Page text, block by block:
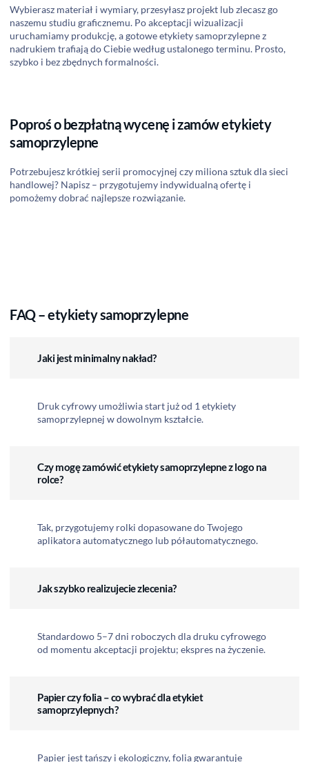
Wybierasz materiał i wymiary, przesyłasz projekt lub zlecasz go
naszemu studiu graficznemu. Po akceptacji wizualizacji
uruchamiamy produkcję, a gotowe etykiety samoprzylepne z
nadrukiem trafiają do Ciebie według ustalonego terminu. Prosto,
szybko i bez zbędnych formalności.
Poproś o bezpłatną wycenę i zamów etykiety
samoprzylepne
Potrzebujesz krótkiej serii promocyjnej czy miliona sztuk dla sieci
handlowej? Napisz – przygotujemy indywidualną ofertę i
pomożemy dobrać najlepsze rozwiązanie.
FAQ – etykiety samoprzylepne
Jaki jest minimalny nakład?
Druk cyfrowy umożliwia start już od 1 etykiety
samoprzylepnej w dowolnym kształcie.
Czy mogę zamówić etykiety samoprzylepne z logo na
rolce?
Tak, przygotujemy rolki dopasowane do Twojego
aplikatora automatycznego lub półautomatycznego.
Jak szybko realizujecie zlecenia?
Standardowo 5–7 dni roboczych dla druku cyfrowego
od momentu akceptacji projektu; ekspres na życzenie.
Papier czy folia – co wybrać dla etykiet
samoprzylepnych?
Papier jest tańszy i ekologiczny, folia gwarantuje